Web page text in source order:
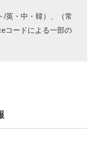
英・中・韓）、（常
コードによる一部の